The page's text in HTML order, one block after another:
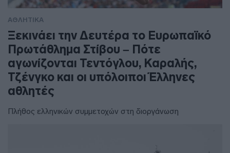
ΑΘΛΗΤΙΚΑ
Ξεκινάει την Δευτέρα το Ευρωπαϊκό
Πρωτάθλημα Στίβου – Πότε
αγωνίζονται Τεντόγλου, Καραλής,
Τζένγκο και οι υπόλοιποι Έλληνες
αθλητές
Πλήθος ελληνικών συμμετοχών στη διοργάνωση